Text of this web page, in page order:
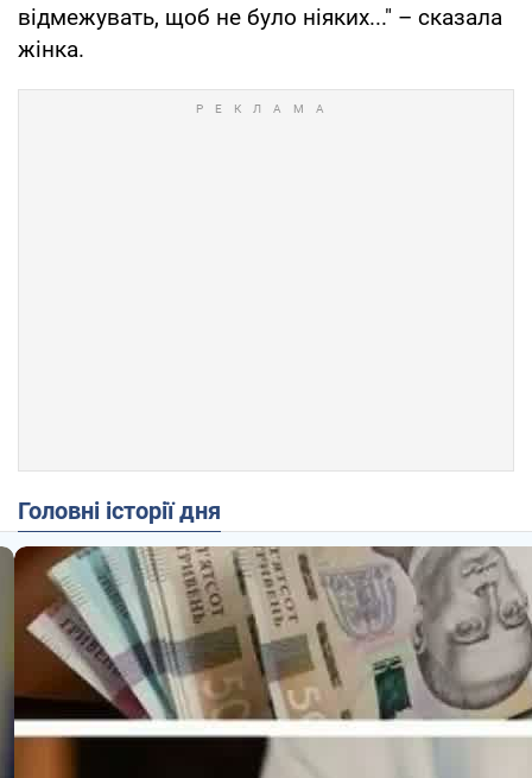
відмежувать, щоб не було ніяких..." – сказала
жінка.
Головні історії дня